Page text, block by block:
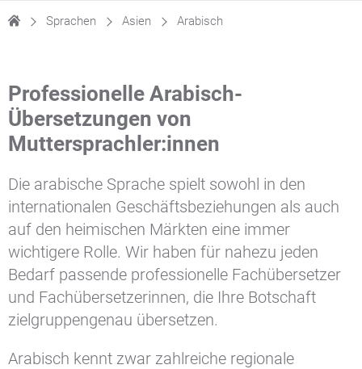
Sprachen Asien Arabisch
Professionelle Arabisch-
Übersetzungen von
Muttersprachler:innen
Die arabische Sprache spielt sowohl in den
internationalen Geschäftsbeziehungen als auch
auf den heimischen Märkten eine immer
wichtigere Rolle. Wir haben für nahezu jeden
Bedarf passende professionelle Fachübersetzer
und Fachübersetzerinnen, die Ihre Botschaft
zielgruppengenau übersetzen.
Arabisch kennt zwar zahlreiche regionale